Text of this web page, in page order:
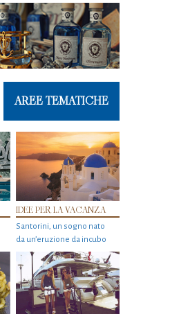
AREE TEMATICHE
IDEE PER LA VACANZA
Santorini, un sogno nato
da un’eruzione da incubo